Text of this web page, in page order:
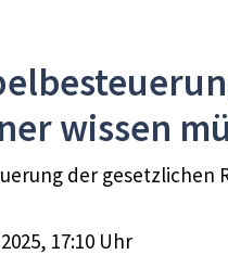
wissen
der gesetzlichen
17:10 Uhr